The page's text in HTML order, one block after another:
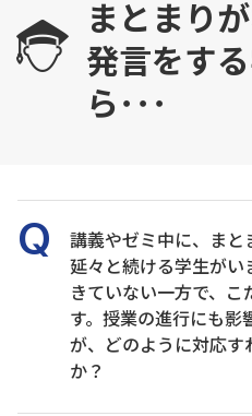
まとまり
発言をす
ら･･･
講義やゼミ中に、まと
延々と続ける学生がい
きていない一方で、
す。授業の進行にも影
が、どのように対応す
か？